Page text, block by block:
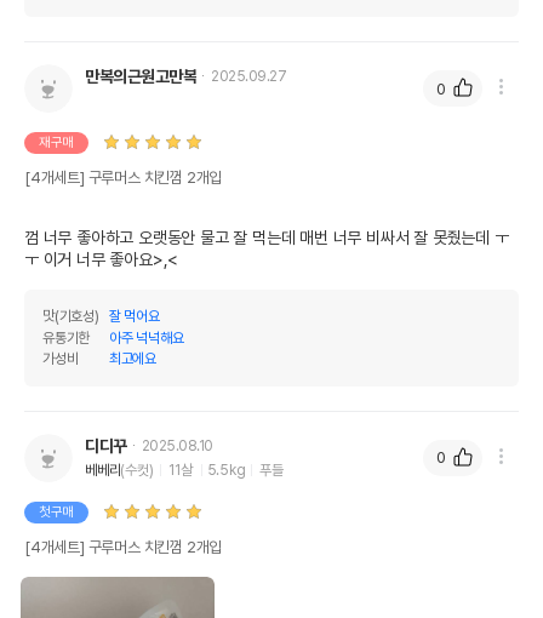
상세 정보
원료구성 닭고기,소가죽
권장 연령
품명 및 모델명
받았음을 확인할수 있는
경우 그에 대한 사항
만복의근원고만복 2025.09.27
재구매
[4개세트] 구루머스 치킨껌 2개입
껌 너무 좋아하고 오랫동안 물고 잘 먹는데 매번 너무 비싸서 잘 못줬는데 ㅜ
ㅜ 이거 너무 좋아요>,<
맛(기호성)
잘 먹어요
유통기한
아주 넉넉해요
가성비
최고에요
0
디디꾸
2025.08.10
베베리 (수컷) 11살 5.5kg 푸들
첫구매
[4개세트] 구루머스 치킨껌 2개입
0